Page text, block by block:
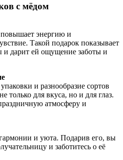
с мёдом
энергию и
Такой подарок показывает
и дарит ей ощущение заботы и
и разнообразие сортов
только для вкуса, но и для глаз.
атмосферу и
и уюта. Подарив его, вы
и заботитесь о её